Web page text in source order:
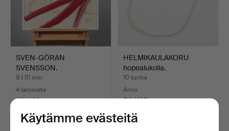
SVEN-GÖRAN
SVENSSON.
ÖLJYMAALAUS
KANKAALLE…
9 t 51 min
4 tarjousta
48 USD
HELMIKAULAKORU
hopealukolla.
10 tuntia
Arvio
53 USD
Käytämme evästeitä